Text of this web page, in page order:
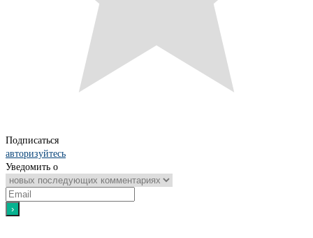
Подписаться
авторизуйтесь
Уведомить о